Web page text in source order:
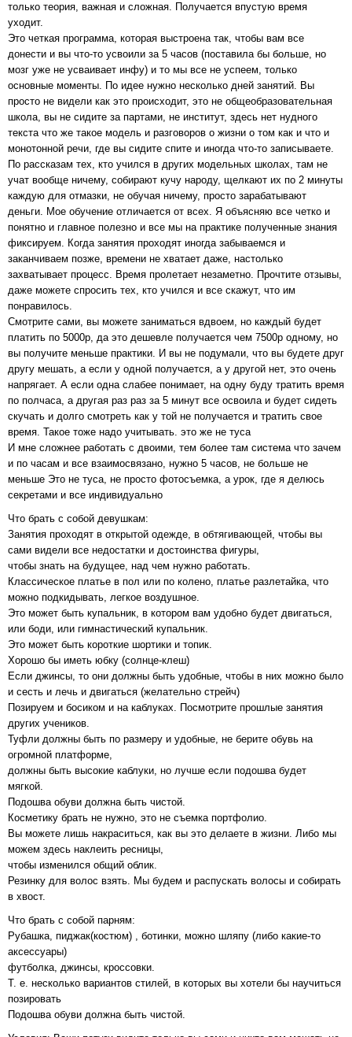
только теория, важная и сложная. Получается впустую время
уходит.
Это четкая программа, которая выстроена так, чтобы вам все
донести и вы что-то усвоили за 5 часов (поставила бы больше, но
мозг уже не усваивает инфу) и то мы все не успеем, только
основные моменты. По идее нужно несколько дней занятий. Вы
просто не видели как это происходит, это не общеобразовательная
школа, вы не сидите за партами, не институт, здесь нет нудного
текста что же такое модель и разговоров о жизни о том как и что и
монотонной речи, где вы сидите спите и иногда что-то записываете.
По рассказам тех, кто учился в других модельных школах, там не
учат вообще ничему, собирают кучу народу, щелкают их по 2 минуты
каждую для отмазки, не обучая ничему, просто зарабатывают
деньги. Мое обучение отличается от всех. Я объясняю все четко и
понятно и главное полезно и все мы на практике полученные знания
фиксируем. Когда занятия проходят иногда забываемся и
заканчиваем позже, времени не хватает даже, настолько
захватывает процесс. Время пролетает незаметно. Прочтите отзывы,
даже можете спросить тех, кто учился и все скажут, что им
понравилось.
Смотрите сами, вы можете заниматься вдвоем, но каждый будет
платить по 5000р, да это дешевле получается чем 7500р одному, но
вы получите меньше практики. И вы не подумали, что вы будете друг
другу мешать, а если у одной получается, а у другой нет, это очень
напрягает. А если одна слабее понимает, на одну буду тратить время
по полчаса, а другая раз раз за 5 минут все освоила и будет сидеть
скучать и долго смотреть как у той не получается и тратить свое
время. Такое тоже надо учитывать. это же не туса
И мне сложнее работать с двоими, тем более там система что зачем
и по часам и все взаимосвязано, нужно 5 часов, не больше не
меньше Это не туса, не просто фотосъемка, а урок, где я делюсь
секретами и все индивидуально
Что брать с собой девушкам:
Занятия проходят в открытой одежде, в обтягивающей, чтобы вы
сами видели все недостатки и достоинства фигуры,
чтобы знать на будущее, над чем нужно работать.
Классическое платье в пол или по колено, платье разлетайка, что
можно подкидывать, легкое воздушное.
Это может быть купальник, в котором вам удобно будет двигаться,
или боди, или гимнастический купальник.
Это может быть короткие шортики и топик.
Хорошо бы иметь юбку (солнце-клеш)
Если джинсы, то они должны быть удобные, чтобы в них можно было
и сесть и лечь и двигаться (желательно стрейч)
Позируем и босиком и на каблуках. Посмотрите прошлые занятия
других учеников.
Туфли должны быть по размеру и удобные, не берите обувь на
огромной платформе,
должны быть высокие каблуки, но лучше если подошва будет
мягкой.
Подошва обуви должна быть чистой.
Косметику брать не нужно, это не съемка портфолио.
Вы можете лишь накраситься, как вы это делаете в жизни. Либо мы
можем здесь наклеить ресницы,
чтобы изменился общий облик.
Резинку для волос взять. Мы будем и распускать волосы и собирать
в хвост.
Что брать с собой парням:
Рубашка, пиджак(костюм) , ботинки, можно шляпу (либо какие-то
аксессуары)
футболка, джинсы, кроссовки.
Т. е. несколько вариантов стилей, в которых вы хотели бы научиться
позировать
Подошва обуви должна быть чистой.